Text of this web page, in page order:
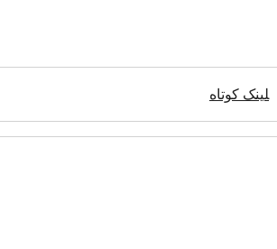
لینک کوتاه